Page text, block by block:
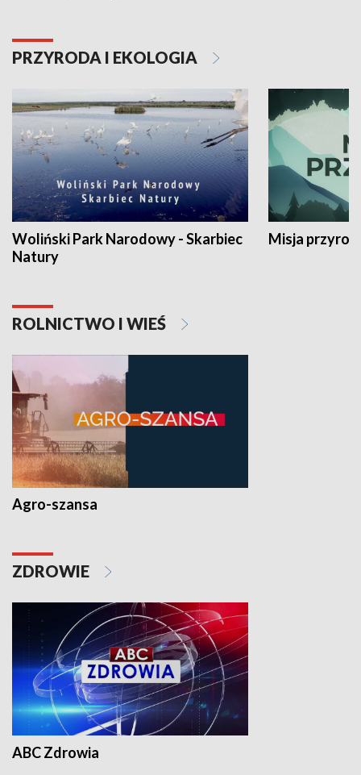
PRZYRODA I EKOLOGIA
Woliński Park Narodowy - Skarbiec
Natury
Misja
ROLNICTWO I WIEŚ
Agro-szansa
ZDROWIE
ABC Zdrowia